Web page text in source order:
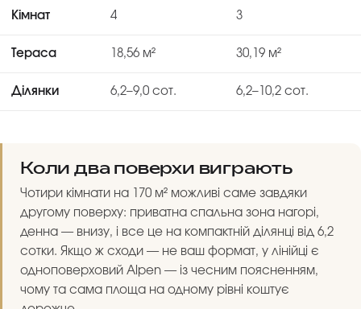
Кімнат 4 3
Тераса 18,56 м² 30,19 м²
Ділянки 6,2–9,0 сот. 6,2–10,2 сот.
Коли два поверхи виграють
Чотири кімнати на 170 м² можливі саме завдяки
другому поверху: приватна спальна зона нагорі,
денна — внизу, і все це на компактній ділянці від 6,2
сотки. Якщо ж сходи — не ваш формат, у лінійці є
одноповерховий Alpen — із чесним поясненням,
чому та сама площа на одному рівні коштує